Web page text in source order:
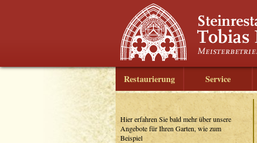
Restaurierung Service
Hier erfahren Sie bald mehr über unsere
Angebote für Ihren Garten, wie zum
Beispiel